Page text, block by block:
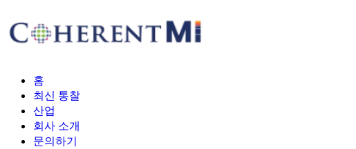
홈
최신 통찰
산업
회사 소개
문의하기